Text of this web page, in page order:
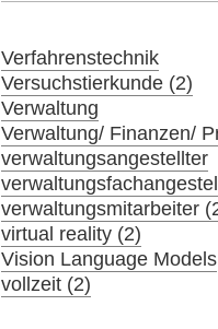
Verfahrenstechnik
Versuchstierkunde (2)
Verwaltung
Verwaltung/ Finanzen/
verwaltungsangestellter
verwaltungsmitarbeiter
virtual reality (2)
Vision Language Models
vollzeit (2)